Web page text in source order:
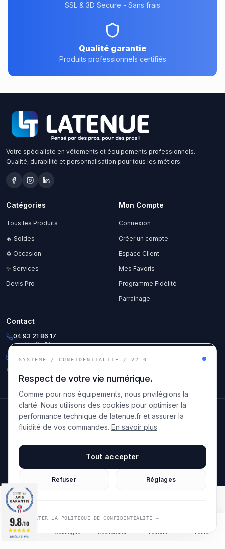
SYSTÈME / CONFIDENTIALITÉ / V2.0
Respect de votre vie numérique.
Comme pour nos équipements, nous privilégions la
clarté. Nous utilisons des cookies pour optimiser la
performance technique de latenue.fr et assurer la
fluidité de vos commandes. En savoir plus
Tout accepter
Refuser Réglages
CONSULTER LA POLITIQUE DE CONFIDENTIALITÉ →
SSL & 3D Secure - Sans frais
Qualité garantie
Produits professionnels certifiés
Votre spécialiste en vêtements et équipements professionnels.
Qualité, durabilité et personnalisation pour tous les métiers.
Catégories
Tous les Produits
🔥 Soldes
♻️ Occasion
✨ Services
Devis Pro
Mon Compte
Connexion
Créer un compte
Espace Client
Mes Favoris
Programme Fidélité
Parrainage
Contact
04 93 21 86 17
Lun-Ven 9h-17h
info@latenue.fr
06200 Nice, France
© 2025 LATENUE. Tous droits réservés.
Mentions légalesCGVPolitique de confidentialité
FR
Accueil Catalogue Rechercher Favoris Panier
9.8/10
BASÉ SUR 21 AVIS
9.8/10
BASÉ SUR 21 AVIS